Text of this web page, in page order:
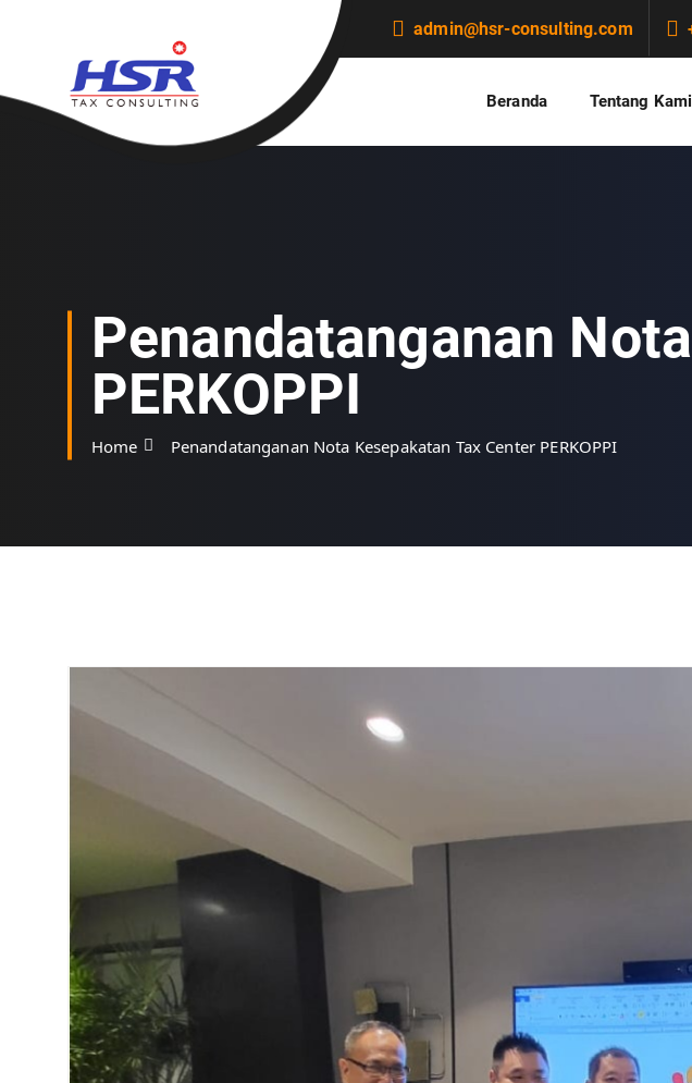
admin@hsr-consulting.com
Beranda Tentang Kami
Penandatanganan
PERKOPPI
Home Penandatanganan Nota Kesepakatan Tax Center PERKOPPI